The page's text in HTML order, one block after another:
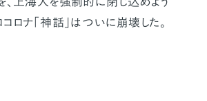
ロナ「神話」はついに崩壊した。